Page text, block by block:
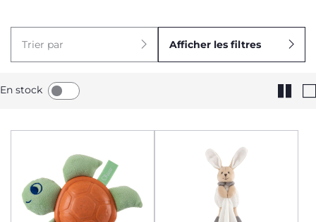
Trier par Afficher les filtres
En stock